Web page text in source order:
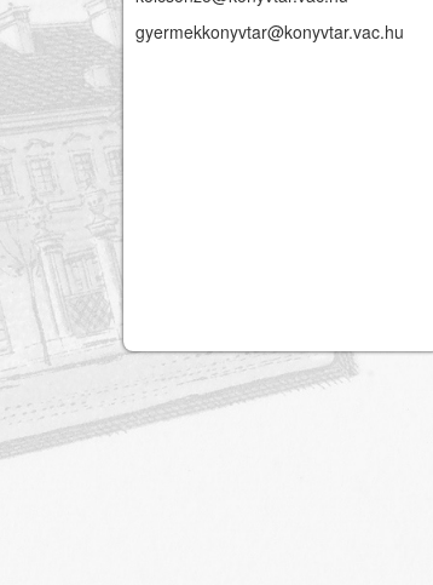
gyermekkonyvtar@konyvtar.vac.hu